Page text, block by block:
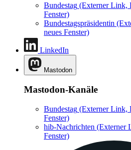
Bundestag (Externer Link,
Fenster)
Bundestagspräsidentin
neues Fenster)
LinkedIn
Mastodon
Mastodon-Kanäle
Bundestag (Externer Link,
Fenster)
hib-Nachrichten (Externer
Fenster)